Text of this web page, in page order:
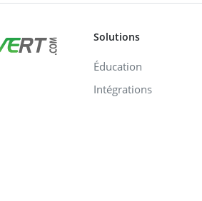
Solutions
Éducation
Intégrations